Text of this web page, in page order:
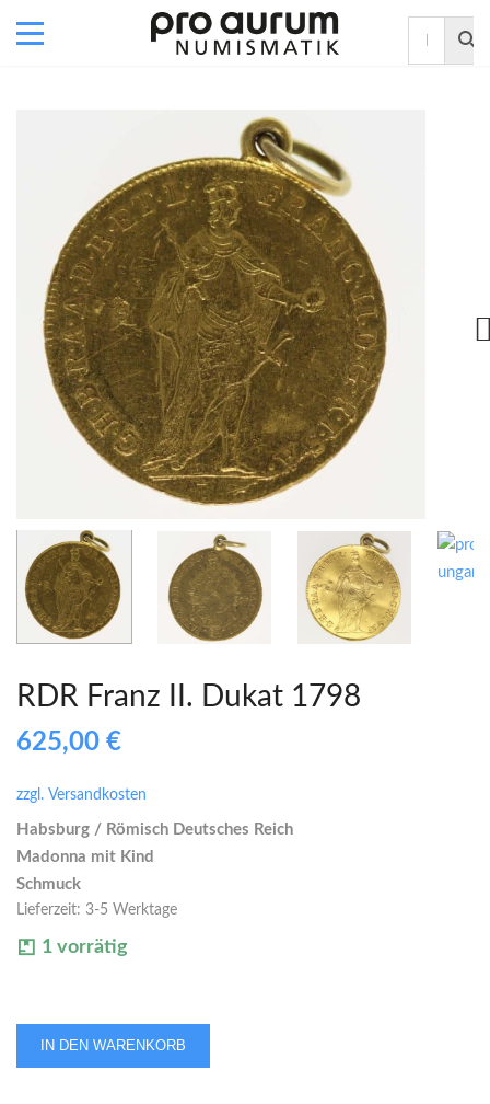
RDR Franz II. Dukat 1798
625,00 €
zzgl. Versandkosten
Habsburg / Römisch Deutsches Reich
Madonna mit Kind
Schmuck
Lieferzeit: 3-5 Werktage
1 vorrätig
RDR
IN DEN WARENKORB